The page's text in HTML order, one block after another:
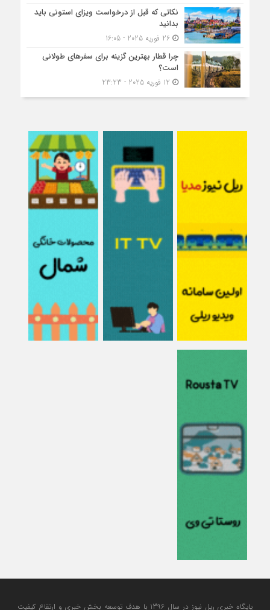
نکاتی که قبل از درخواست ویزای استونی باید
بدانید
26 فوریه 2025 - 16:05
چرا قطار بهترین گزینه برای سفرهای طولانی
است؟
پایگاه خبری ریل نیوز در سال 1396 با هدف توسعه بخش خبری و ارتقاع کیفیت